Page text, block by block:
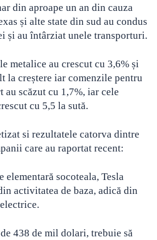
din aproape un an din cauza
și alte state din sud au condus
și au întârziat unele transporturi.
metalice au crescut cu 3,6% și
la creștere iar comenzile pentru
au scăzut cu 1,7%, iar cele
cu 5,5 la sută.
si rezultatele catorva dintre
care au raportat recent:
elementară socoteala, Tesla
activitatea de baza, adică din
438 de mil dolari, trebuie să